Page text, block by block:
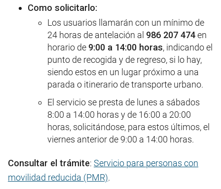
Como solicitarlo:
Los usuarios llamarán con un mínimo de
24 horas de antelación al 986 207 474en
horario de 9:00 a 14:00 horas, indicando el
punto de recogida y de regreso, si lo hay,
siendo estos en un lugar próximo a una
parada o itinerario de transporte urbano.
El servicio se presta de lunes a sábados
8:00 a 14:00 horas y de 16:00 a 20:00
horas, solicitándose, para estos últimos, el
viernes anterior de 9:00 a 14:00 horas.
Consultar el trámite: Servicio para personas con
movilidad reducida (PMR).